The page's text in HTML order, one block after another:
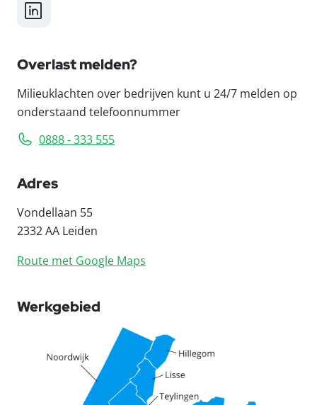
LinkedIn
Overlast melden?
Milieuklachten over bedrijven kunt u 24/7 melden op
onderstaand telefoonnummer
0888 - 333 555
Adres
Vondellaan 55
2332 AA Leiden
Route met Google Maps
Werkgebied